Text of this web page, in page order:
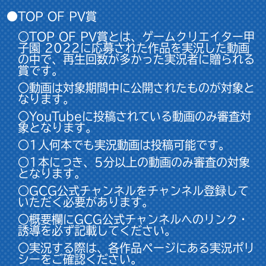
●TOP OF PV賞
○TOP OF PV賞とは、ゲームクリエイター甲
子園 2022に応募された作品を実況した動画
の中で、再生回数が多かった実況者に贈られる
賞です。
○動画は対象期間中に公開されたものが対象と
なります。
○YouTubeに投稿されている動画のみ審査対
象となります。
○1人何本でも実況動画は投稿可能です。
○1本につき、5分以上の動画のみ審査の対象
となります。
○GCG公式チャンネルをチャンネル登録して
いただく必要があります。
○概要欄にGCG公式チャンネルへのリンク・
誘導を必ず記載してください。
○実況する際は、各作品ページにある実況ポリ
シーをご確認ください。